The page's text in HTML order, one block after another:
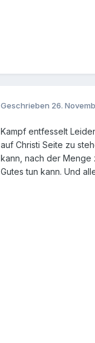
Geschrieben 26.
Kampf entfesselt
auf Christi Seite zu
kann, nach der Menge
Gutes tun kann. Und